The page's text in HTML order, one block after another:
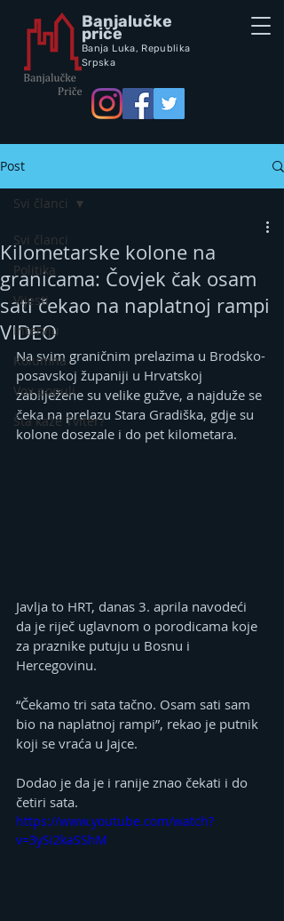
Banjalučke
priče
Banja Luka, Republika
Srpska
Post
Svi članci
Politika
Vijesti
Intervju
Kolumna
Vox populi
Šta kaže Tviter?
Svi članci
Kilometarske kolone na
granicama: Čovjek čak osam
sati čekao na naplatnoj rampi
VIDEO
Na svim graničnim prelazima u Brodsko-
posavskoj županiji u Hrvatskoj
zabilježene su velike gužve, a najduže se
čeka na prelazu Stara Gradiška, gdje su
kolone dosezale i do pet kilometara.
Javlja to HRT, danas 3. aprila navodeći
da je riječ uglavnom o porodicama koje
za praznike putuju u Bosnu i
Hercegovinu.
“Čekamo tri sata tačno. Osam sati sam
bio na naplatnoj rampi”, rekao je putnik
koji se vraća u Jajce.
Dodao je da je i ranije znao čekati i do
četiri sata.
https://www.youtube.com/watch?
v=3ySi2kaSShM